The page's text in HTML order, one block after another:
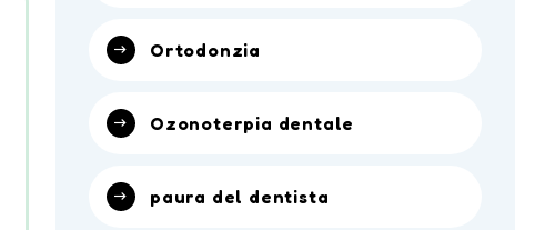
Ortodonzia
Ozonoterpia dentale
paura del dentista